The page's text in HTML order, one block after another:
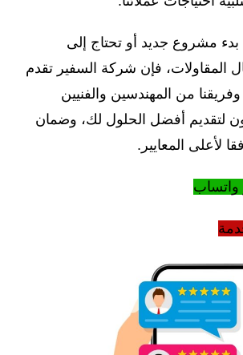
مشروع جديد أو تحتاج إلى
المقاولات، فإن شركة السفير تقدم
من المهندسين والفنيين
لتقديم أفضل الحلول لك، وضمان
لأعلى المعايير.
واتساب